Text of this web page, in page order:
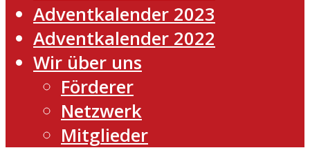
Adventkalender 2023
Adventkalender 2022
Wir über uns
Förderer
Netzwerk
Mitglieder